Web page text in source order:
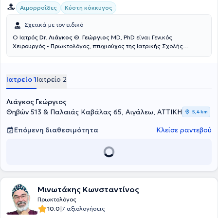
Αιμορροΐδες Κύστη κόκκυγος
Σχετικά με τον ειδικό
Ο Ιατρός Dr. Λιάγκος Θ. Γεώργιος ΜD, PhD είναι Γενικός
Χειρουργός - Πρωκτολόγος, πτυχιούχος της Ιατρικής Σχολής
Σχολής του Εθνικού και Καποδιστριακού Πανεπιστημίου Αθηνών.
του ομίλου Lumedica και Επιστημονικός Συνεργάτης Χειρουργός -
Πρωκτολόγος του Metropolitan Hospital στο Νέο Φάληρο και στο
Therapis στην Αθήνα και διατηρεί ιδιωτικό ιατρείο στο Αιγάλεω και
στη Λαμία.Είναι πιστοποιημένο μέλος του Αμερικάνικου Κολεγίου
των Χειρουργών (ATLS - ACS Committee on Trauma) και ενεργό
Εταιρείας Ενδοσκοπικής Χειρουργικής & Άλλων Επεμβατικών
Ελληνικής Φλεβολογικής Εταιρείας.Έχει εξειδικευτεί στη
Χειρουργική Παθήσεων Πρωκτού και στην Χειρουργική Παθήσεων
μετεκπαιδευτεί στην Προηγμένη Λαπαροσκοπική Χειρουργική και
στην Ελάχιστα Επεμβατική Χειρουργική Κηλών του κοιλιακού
τοιχώματος. Επίσης, έχει πιστοποιηθεί στην χρήση των σύγχρονων
οπτικών ινών Laser, ραδιοσυχνοτήτων (RF) και υπερήχων (HAL) στην
Χειρουργική των παθήσεων του Πρωκτού (κύστη κόκκυγος,
Ιατρείο 1Ιατρείο 2
Λιάγκος Γεώργιος
Θηβών 513 & Παλαιάς Καβάλας 65, Αιγάλεω, ΑΤΤΙΚΗ
5,4 km
Επόμενη διαθεσιμότητα Κλείσε ραντεβού
Μινωτάκης Κωνσταντίνος
Πρωκτολόγος
10.0|7 αξιολογήσεις